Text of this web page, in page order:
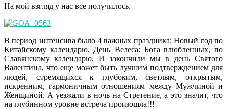
На мой взгляд у нас все получилось.
В период интенсива было 4 важных праздника: Новый год по
Китайскому календарю, День Велеса: Бога влюбленных, по
Славянскому календарю. И закончили мы в день Святого
Валентина, что еще может быть лучшим подтверждением для
людей, стремящихся к глубоким, светлым, открытым,
искренним, гармоничным отношениям между Мужчиной и
Женщиной. А уезжали в ночь на Стретение, а это значит, что
на глубинном уровне встреча произошла!!!